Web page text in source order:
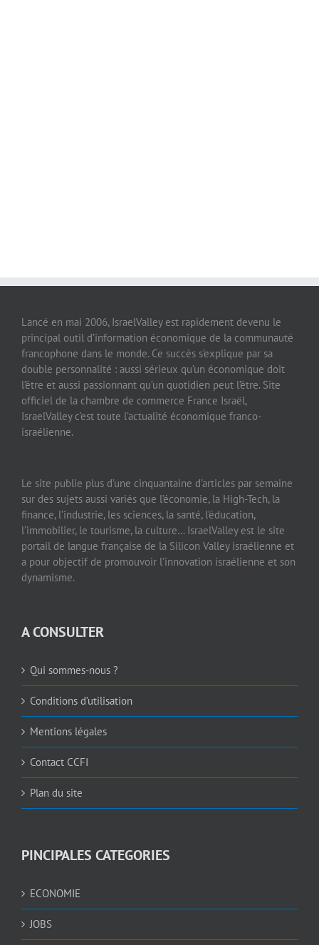
Lancé en mai 2006, IsraelValley est rapidement devenu le
principal outil d’information économique de la communauté
francophone dans le monde. Ce succès s’explique par sa
double personnalité : aussi sérieux qu’un économique doit
l’être et aussi passionnant qu’un quotidien peut l’être. Site
officiel de la chambre de commerce France Israël,
IsraelValley c’est toute l’actualité économique franco-
israélienne.
Le site publie plus d’une cinquantaine d’articles par semaine
sur des sujets aussi variés que l’économie, la High-Tech, la
finance, l’industrie, les sciences, la santé, l’éducation,
l’immobilier, le tourisme, la culture… IsraelValley est le site
portail de langue française de la Silicon Valley israélienne et
a pour objectif de promouvoir l’innovation israélienne et son
dynamisme.
A CONSULTER
Qui sommes-nous ?
Conditions d’utilisation
Mentions légales
Contact CCFI
Plan du site
PINCIPALES CATEGORIES
ECONOMIE
JOBS